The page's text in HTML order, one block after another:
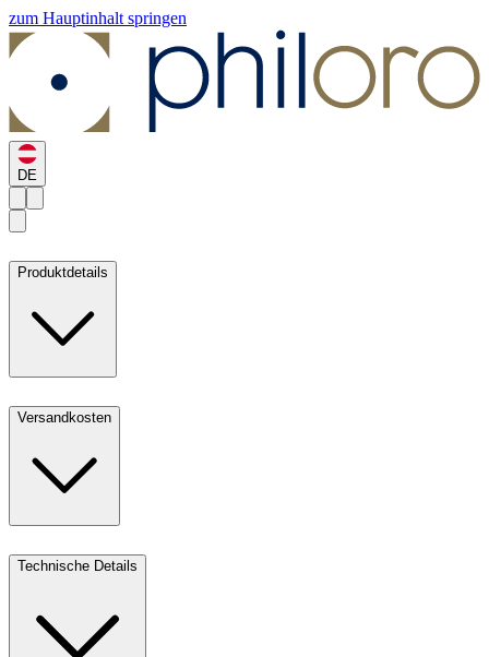
zum Hauptinhalt springen
DE
Produktdetails
Versandkosten
Technische Details